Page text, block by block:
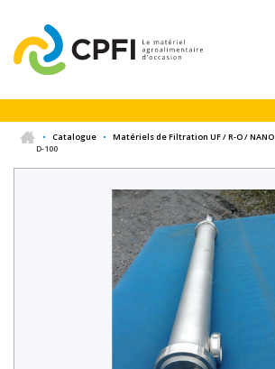
• Catalogue • Matériels de Filtration UF / R-O / NANO
D-100